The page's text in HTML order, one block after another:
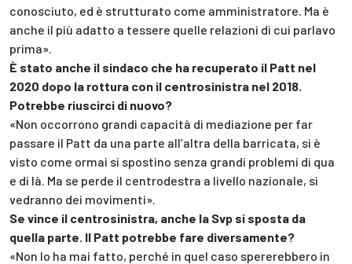
conosciuto, ed è strutturato come amministratore. Ma è
anche il più adatto a tessere quelle relazioni di cui parlavo
prima».
È stato anche il sindaco che ha recuperato il Patt nel
2020 dopo la rottura con il centrosinistra nel 2018.
Potrebbe riuscirci di nuovo?
«Non occorrono grandi capacità di mediazione per far
passare il Patt da una parte all’altra della barricata, si è
visto come ormai si spostino senza grandi problemi di qua
e di là. Ma se perde il centrodestra a livello nazionale, si
vedranno dei movimenti».
Se vince il centrosinistra, anche la Svp si sposta da
quella parte. Il Patt potrebbe fare diversamente?
«Non lo ha mai fatto, perché in quel caso spererebbero in